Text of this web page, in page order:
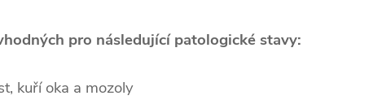
pro následující patologické stavy:
kuří oka a mozoly